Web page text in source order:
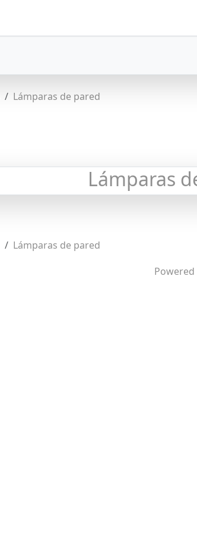
Lámparas de pared
Lámparas
Lámparas de pared
Powered